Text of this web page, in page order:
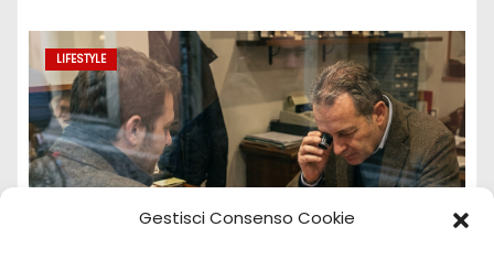
Gestisci Consenso Cookie
LIFESTYLE